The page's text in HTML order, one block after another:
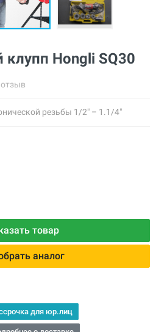
клупп Hongli SQ30
резьбы 1/2" – 1.1/4"
товар
аналог
для юр.лиц